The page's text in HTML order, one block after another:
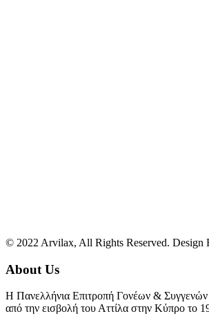
© 2022 Arvilax, All Rights Reserved. Design
About Us
Η Πανελλήνια Επιτροπή Γονέων &
από την εισβολή του Αττίλα στην Κύπρο το